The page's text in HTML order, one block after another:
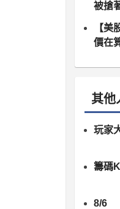
被搶
亞科
【美
價在
其他
玩家
籌碼
8/6